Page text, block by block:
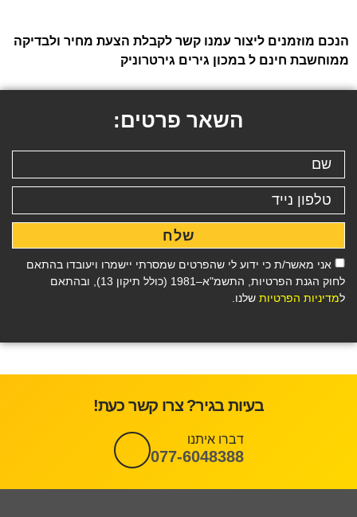
הנכם מוזמנים ליצור עמנו קשר לקבלת הצעת מחיר ולבדיקה
ממוחשבת חינם ל במכון גירים גירטרוניק
השאר פרטים:
אני מאשר/ת כי ידוע לי שהפרטים שמסרתי יישמרו ויעובדו בהתאם
לחוק הגנת הפרטיות, התשמ"א–1981 (כולל תיקון 13), ובהתאם
למדיניות הפרטיות שלנו.
שלח
בעיות בגיר? צרו קשר כעת!
דברו איתנו
077-6048388